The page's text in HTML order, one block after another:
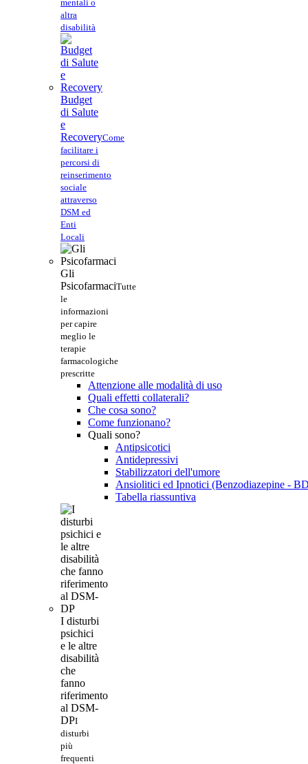
mentali o
altra
disabilità
Budget
di Salute
e
RecoveryCome
facilitare i
percorsi di
reinserimento
sociale
attraverso
DSM ed
Enti
Locali
Gli
PsicofarmaciTutte
le
informazioni
per capire
meglio le
terapie
farmacologiche
prescritte
Attenzione alle modalità di uso
Quali effetti collaterali?
Che cosa sono?
Come funzionano?
Quali sono?
Antipsicotici
Antidepressivi
Stabilizzatori dell'umore
Ansiolitici ed Ipnotici (Benzodiazepine -
Tabella riassuntiva
I disturbi
psichici
e le altre
disabilità
che
fanno
riferimento
al DSM-
DPI
disturbi
più
frequenti